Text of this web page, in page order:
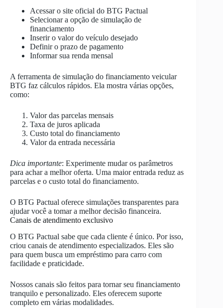
Acessar o site oficial do BTG Pactual
Selecionar a opção de simulação de
financiamento
Inserir o valor do veículo desejado
Definir o prazo de pagamento
Informar sua renda mensal
A ferramenta de simulação do financiamento veicular
BTG faz cálculos rápidos. Ela mostra várias opções,
como:
Valor das parcelas mensais
Taxa de juros aplicada
Custo total do financiamento
Valor da entrada necessária
Dica importante: Experimente mudar os parâmetros
para achar a melhor oferta. Uma maior entrada reduz as
parcelas e o custo total do financiamento.
O BTG Pactual oferece simulações transparentes para
ajudar você a tomar a melhor decisão financeira.
Canais de atendimento exclusivo
O BTG Pactual sabe que cada cliente é único. Por isso,
criou canais de atendimento especializados. Eles são
para quem busca um empréstimo para carro com
facilidade e praticidade.
Nossos canais são feitos para tornar seu financiamento
tranquilo e personalizado. Eles oferecem suporte
completo em várias modalidades.